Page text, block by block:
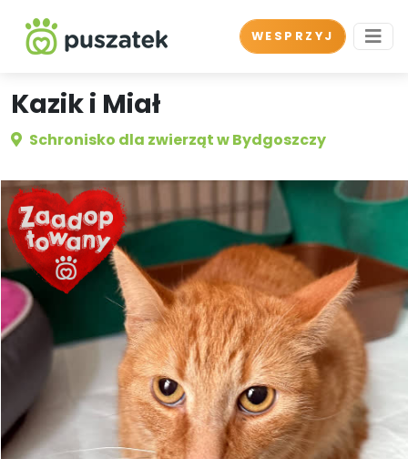
WESPRZYJ
Kazik i Miał
Schronisko dla zwierząt w Bydgoszczy